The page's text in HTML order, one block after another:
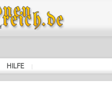
HILFE |